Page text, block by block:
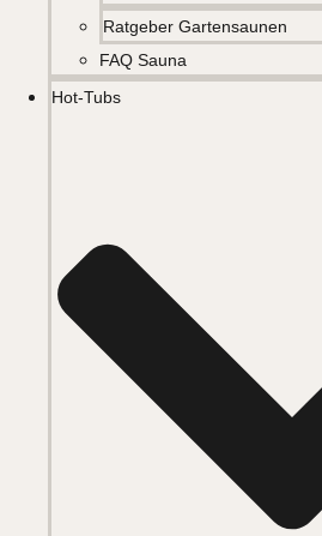
Ratgeber Gartensaunen
FAQ Sauna
Hot-Tubs